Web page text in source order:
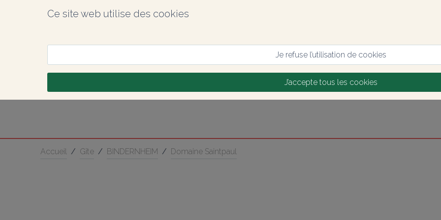
Ce site web utilise des cookies
Je refuse l’utilisation de cookies
J’accepte tous les cookies
Accueil / Gîte / BINDERNHEIM / Domaine Saintpaul